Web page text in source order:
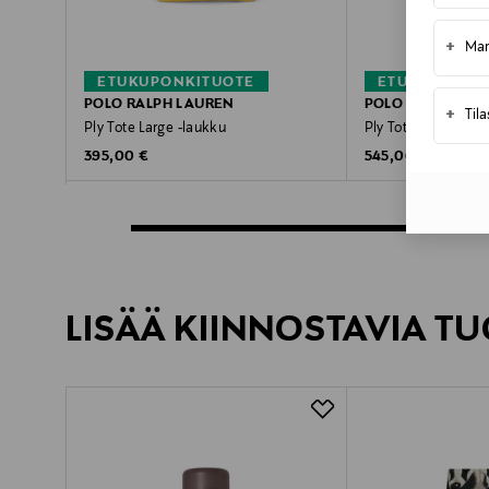
+
+
ETUKUPONKITUOTE
POLO RALPH LAUREN
Ply Tote Large -laukku
Original Price
395,00 €
POLO RALPH
Ply Tote Medium -
Original Price
545,00 €
LISÄÄ KIINNOSTAVIA